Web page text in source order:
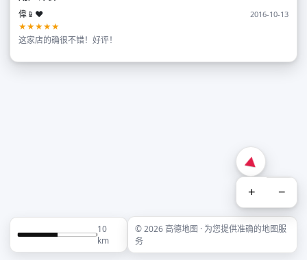
偉📱❤️
2016-10-13
★★★★★
这家店的确很不错！好评！
+ −
10
km
© 2026 高德地图 · 为您提供准确的地图服
务